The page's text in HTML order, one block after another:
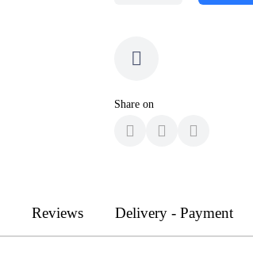
Share on
Reviews Delivery - Payment